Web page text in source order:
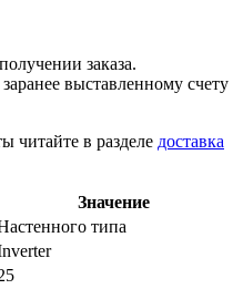
заказа.
выставленному счету
читайте в разделе доставка
Значение
типа